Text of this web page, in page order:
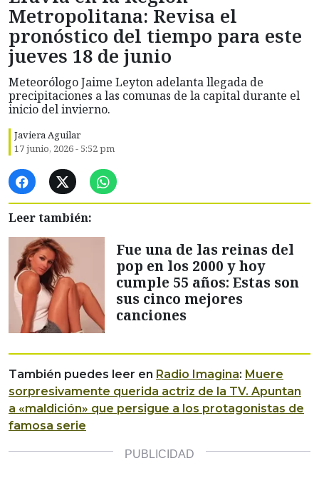
Metropolitana: Revisa el
pronóstico del tiempo para este
jueves 18 de junio
Meteorólogo Jaime Leyton adelanta llegada de
precipitaciones a las comunas de la capital durante el
inicio del invierno.
Javiera Aguilar
17 junio, 2026 - 5:52 pm
Leer también:
Fue una de las reinas del
pop en los 2000 y hoy
cumple 55 años: Estas son
sus cinco mejores
canciones
También puedes leer en Radio Imagina: Muere
sorpresivamente querida actriz de la TV. Apuntan
a «maldición» que persigue a los protagonistas de
famosa serie